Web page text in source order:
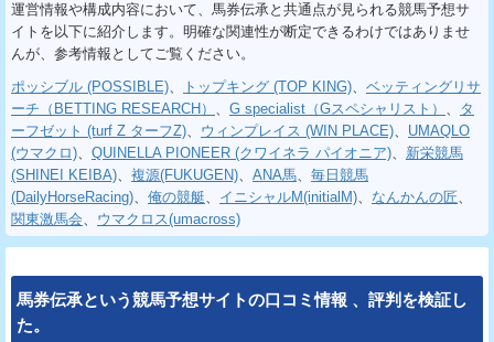
運営情報や構成内容において、馬券伝承と共通点が見られる競馬予想サ
イトを以下に紹介します。明確な関連性が断定できるわけではありませ
んが、参考情報としてご覧ください。
ポッシブル (POSSIBLE)、 トップキング (TOP KING)、 ベッティングリサ
ーチ（BETTING RESEARCH） 、 G specialist（Gスペシャリスト） 、 タ
ーフゼット (turf Z ターフZ)、 ウィンプレイス (WIN PLACE)、 UMAQLO
(ウマクロ)、 QUINELLA PIONEER (クワイネラ パイオニア)、 新栄競馬
(SHINEI KEIBA)、 複源(FUKUGEN)、 ANA馬、 毎日競馬
(DailyHorseRacing)、 俺の競艇、 イニシャルM(initialM)、 なんかんの匠、
関東激馬会、 ウマクロス(umacross)
馬券伝承という競馬予想サイトの口コミ情報 、 評判 を検証し
た。